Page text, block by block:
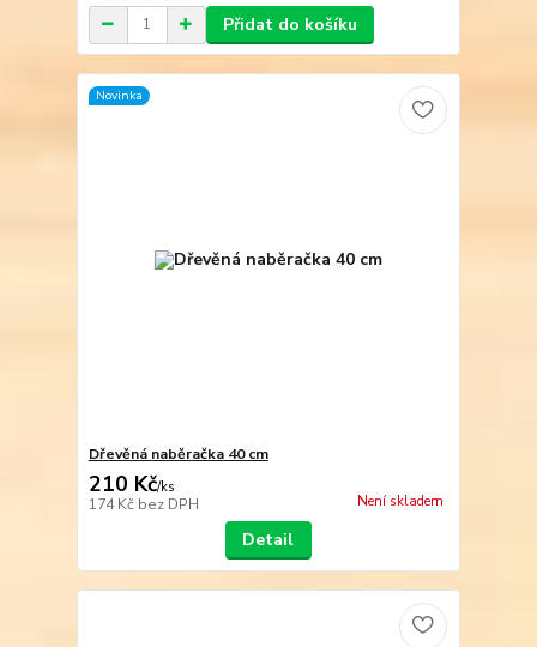
Přidat do košíku
Novinka
Dřevěná naběračka 40 cm
210 Kč/ks
174 Kč bez DPH Není skladem
Detail